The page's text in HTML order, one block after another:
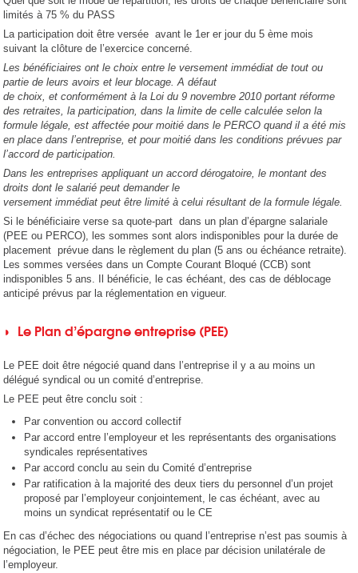
limités à 75 % du PASS
La participation doit être versée avant le 1er er jour du 5 ème mois
suivant la clôture de l’exercice concerné.
Les bénéficiaires ont le choix entre le versement immédiat de tout ou
partie de leurs avoirs et leur blocage. A défaut
de choix, et conformément à la Loi du 9 novembre 2010 portant réforme
des retraites, la participation, dans la limite de celle calculée selon la
formule légale, est affectée pour moitié dans le PERCO quand il a été mis
en place dans l’entreprise, et pour moitié dans les conditions prévues par
l’accord de participation.
Dans les entreprises appliquant un accord dérogatoire, le montant des
droits dont le salarié peut demander le
versement immédiat peut être limité à celui résultant de la formule légale.
Si le bénéficiaire verse sa quote-part dans un plan d’épargne salariale
(PEE ou PERCO), les sommes sont alors indisponibles pour la durée de
placement prévue dans le règlement du plan (5 ans ou échéance retraite).
Les sommes versées dans un Compte Courant Bloqué (CCB) sont
indisponibles 5 ans. Il bénéficie, le cas échéant, des cas de déblocage
anticipé prévus par la réglementation en vigueur.
◗ Le Plan d’épargne entreprise (PEE)
Le PEE doit être négocié quand dans l’entreprise il y a au moins un
délégué syndical ou un comité d’entreprise.
Le PEE peut être conclu soit :
Par convention ou accord collectif
Par accord entre l’employeur et les représentants des organisations
syndicales représentatives
Par accord conclu au sein du Comité d’entreprise
Par ratification à la majorité des deux tiers du personnel d’un projet
proposé par l’employeur conjointement, le cas échéant, avec au
moins un syndicat représentatif ou le CE
En cas d’échec des négociations ou quand l’entreprise n’est pas soumis à
négociation, le PEE peut être mis en place par décision unilatérale de
l’employeur.